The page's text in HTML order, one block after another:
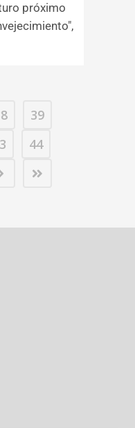
próximo
39
44